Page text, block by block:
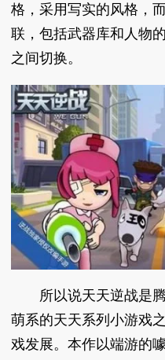
格，采用写实的风格，
联，包括武器库和人物
之间切换。
所以说天天逆战是腾
萌系的天天系列小游戏
戏发展。本作以端游的